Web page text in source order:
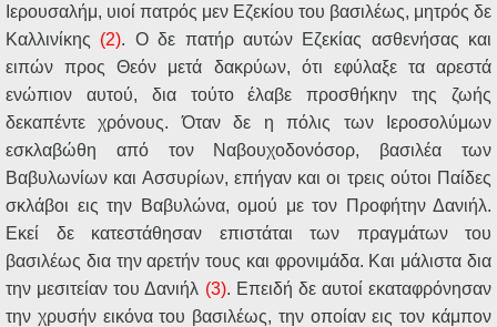
Ιερουσαλήμ, υιοί πατρός μεν Εζεκίου του βασιλέως, μητρός δε
Καλλινίκης (2). Ο δε πατήρ αυτών Εζεκίας ασθενήσας και
ειπών προς Θεόν μετά δακρύων, ότι εφύλαξε τα αρεστά
ενώπιον αυτού, δια τούτο έλαβε προσθήκην της ζωής
δεκαπέντε χρόνους. Όταν δε η πόλις των Ιεροσολύμων
εσκλαβώθη από τον Ναβουχοδονόσορ, βασιλέα των
Βαβυλωνίων και Ασσυρίων, επήγαν και οι τρεις ούτοι Παίδες
σκλάβοι εις την Βαβυλώνα, ομού με τον Προφήτην Δανιήλ.
Εκεί δε κατεστάθησαν επιστάται των πραγμάτων του
βασιλέως δια την αρετήν τους και φρονιμάδα. Και μάλιστα δια
την μεσιτείαν του Δανιήλ (3). Επειδή δε αυτοί εκαταφρόνησαν
την χρυσήν εικόνα του βασιλέως, την οποίαν εις τον κάμπον